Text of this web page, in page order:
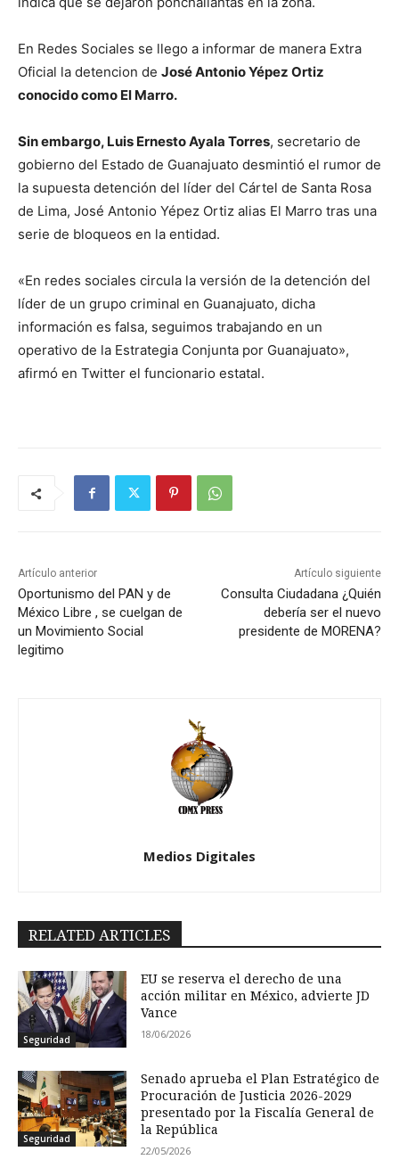
En Redes Sociales se llego a informar de manera Extra
Oficial la detencion de José Antonio Yépez Ortiz
conocido como El Marro.
Sin embargo, Luis Ernesto Ayala Torres, secretario de
gobierno del Estado de Guanajuato desmintió el rumor de
la supuesta detención del líder del Cártel de Santa Rosa
de Lima, José Antonio Yépez Ortiz alias El Marro tras una
serie de bloqueos en la entidad.
«En redes sociales circula la versión de la detención del
líder de un grupo criminal en Guanajuato, dicha
información es falsa, seguimos trabajando en un
operativo de la Estrategia Conjunta por Guanajuato»,
afirmó en Twitter el funcionario estatal.
Artículo anterior
Oportunismo del PAN y de
México Libre , se cuelgan de
un Movimiento Social
legitimo
Artículo siguiente
Consulta Ciudadana ¿Quién
debería ser el nuevo
presidente de MORENA?
Medios Digitales
RELATED ARTICLES
Seguridad
EU se reserva el derecho de una
acción militar en México, advierte JD
Vance
18/06/2026
Seguridad
Senado aprueba el Plan Estratégico de
Procuración de Justicia 2026-2029
presentado por la Fiscalía General de
la República
22/05/2026